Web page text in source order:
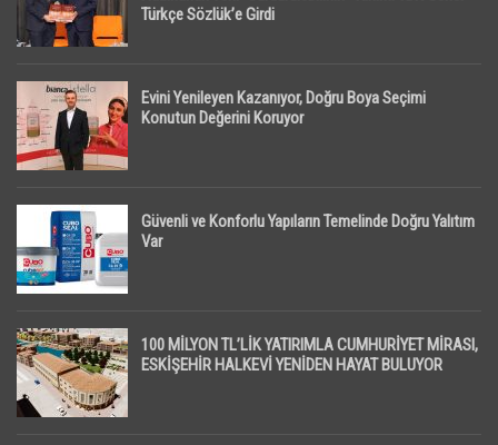
Türkçe Sözlük’e Girdi
Evini Yenileyen Kazanıyor, Doğru Boya Seçimi
Konutun Değerini Koruyor
Güvenli ve Konforlu Yapıların Temelinde Doğru Yalıtım
Var
100 MİLYON TL’LİK YATIRIMLA CUMHURİYET MİRASI,
ESKİŞEHİR HALKEVİ YENİDEN HAYAT BULUYOR